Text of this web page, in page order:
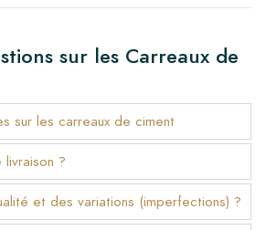
sur les Carreaux de
sur les carreaux de ciment
?
et des variations (imperfections) ?